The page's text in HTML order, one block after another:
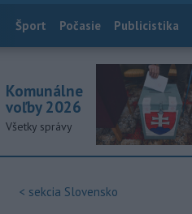
Index
Šport Počasie Publicistika
Komunálne
voľby 2026
Všetky správy
< sekcia Slovensko